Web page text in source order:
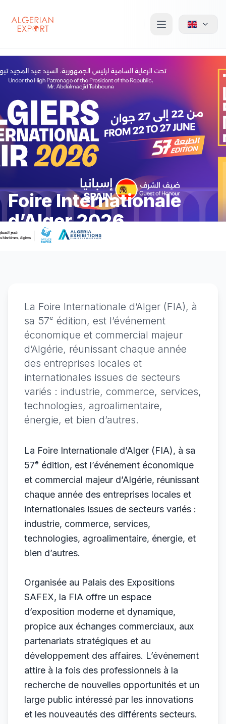
Foire Internationale
d’Alger 2026
La Foire Internationale d’Alger (FIA), à
sa 57ᵉ édition, est l’événement
économique et commercial majeur
d’Algérie, réunissant chaque année
des entreprises locales et
internationales issues de secteurs
variés : industrie, commerce, services,
technologies, agroalimentaire,
énergie, et bien d’autres.
La Foire Internationale d’Alger (FIA), à sa
57ᵉ édition, est l’événement économique
et commercial majeur d’Algérie, réunissant
chaque année des entreprises locales et
internationales issues de secteurs variés :
industrie, commerce, services,
technologies, agroalimentaire, énergie, et
bien d’autres.
Organisée au Palais des Expositions
SAFEX, la FIA offre un espace
d’exposition moderne et dynamique,
propice aux échanges commerciaux, aux
partenariats stratégiques et au
développement des affaires. L’événement
attire à la fois des professionnels à la
recherche de nouvelles opportunités et un
large public intéressé par les innovations
et les nouveautés des différents secteurs.